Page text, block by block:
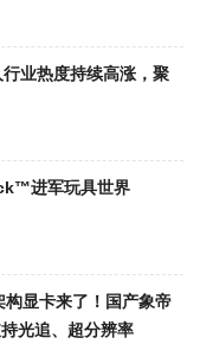
业热度持续高涨，聚
进军玩具世界
显卡来了！国产象帝
光追、超分辨率